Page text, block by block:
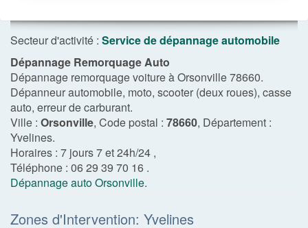
Secteur d'activité : Service de dépannage automobile
Dépannage Remorquage Auto
Dépannage remorquage voiture à Orsonville 78660.
Dépanneur automobile, moto, scooter (deux roues), casse
auto, erreur de carburant.
Ville : Orsonville, Code postal : 78660, Département :
Yvelines.
Horaires : 7 jours 7 et 24h/24 ,
Téléphone : 06 29 39 70 16 .
Dépannage auto Orsonville.
Zones d'Intervention: Yvelines